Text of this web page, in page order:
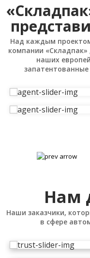
Над каждым
компании
наших
Нам
Наши заказчики,
в сфере